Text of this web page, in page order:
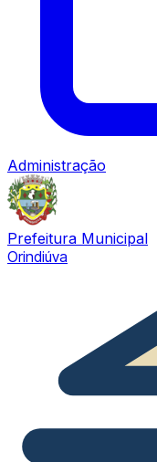
Administração
Prefeitura Municipal
Orindiúva